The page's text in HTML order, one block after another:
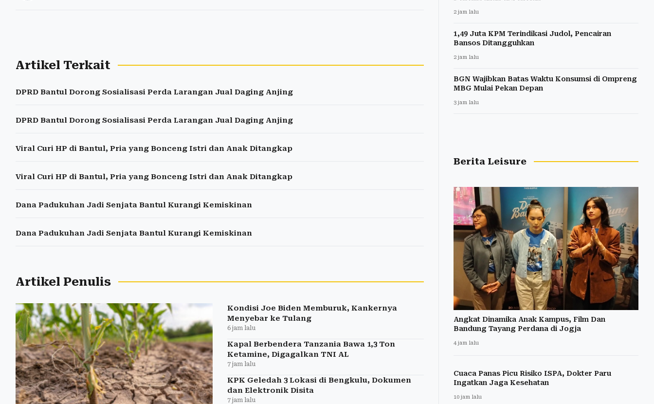
Artikel Terkait
DPRD Bantul Dorong Sosialisasi Perda Larangan Jual Daging Anjing
DPRD Bantul Dorong Sosialisasi Perda Larangan Jual Daging Anjing
Viral Curi HP di Bantul, Pria yang Bonceng Istri dan Anak Ditangkap
Viral Curi HP di Bantul, Pria yang Bonceng Istri dan Anak Ditangkap
Dana Padukuhan Jadi Senjata Bantul Kurangi Kemiskinan
Dana Padukuhan Jadi Senjata Bantul Kurangi Kemiskinan
Artikel Penulis
Kondisi Joe Biden Memburuk, Kankernya
Menyebar ke Tulang
6 jam lalu
Kapal Berbendera Tanzania Bawa 1,3 Ton
Ketamine, Digagalkan TNI AL
7 jam lalu
KPK Geledah 3 Lokasi di Bengkulu, Dokumen
dan Elektronik Disita
7 jam lalu
2 jam lalu
1,49 Juta KPM Terindikasi Judol, Pencairan
Bansos Ditangguhkan
2 jam lalu
BGN Wajibkan Batas Waktu Konsumsi di Ompreng
MBG Mulai Pekan Depan
3 jam lalu
Berita Leisure
Angkat Dinamika Anak Kampus, Film Dan
Bandung Tayang Perdana di Jogja
4 jam lalu
Cuaca Panas Picu Risiko ISPA, Dokter Paru
Ingatkan Jaga Kesehatan
10 jam lalu